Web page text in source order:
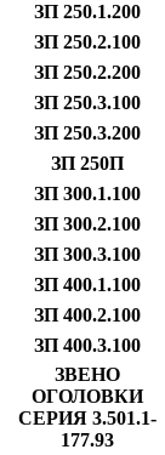
ЗП 250.1.200
ЗП 250.2.100
ЗП 250.2.200
ЗП 250.3.100
ЗП 250.3.200
ЗП 250П
ЗП 300.1.100
ЗП 300.2.100
ЗП 300.3.100
ЗП 400.1.100
ЗП 400.2.100
ЗП 400.3.100
ЗВЕНО
ОГОЛОВКИ
СЕРИЯ 3.501.1-
177.93